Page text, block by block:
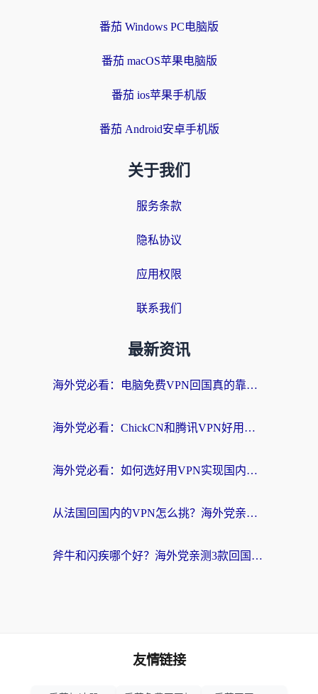
番茄 Windows PC电脑版
番茄 macOS苹果电脑版
番茄 ios苹果手机版
番茄 Android安卓手机版
关于我们
服务条款
隐私协议
应用权限
联系我们
最新资讯
海外党必看：电脑免费VPN回国真的靠谱吗？附实测对比与最优方案指南
海外党必看：ChickCN和腾讯VPN好用吗？3招选对回国加速器，告别地区限制
海外党必看：如何选好用VPN实现国内资源无缝访问？从越南到全球都适用
从法国回国内的VPN怎么挑？海外党亲测：稳定、多端、安全才是关键
斧牛和闪疾哪个好？海外党亲测3款回国加速器，教你选到不踩坑的那一款
友情链接